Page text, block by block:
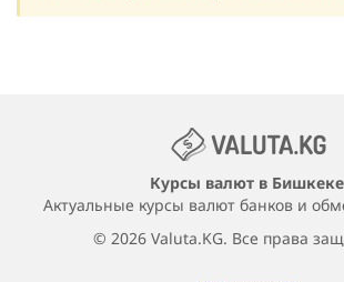
Курсы валют в
Актуальные курсы валют банков и
© 2026 Valuta.KG. Все права